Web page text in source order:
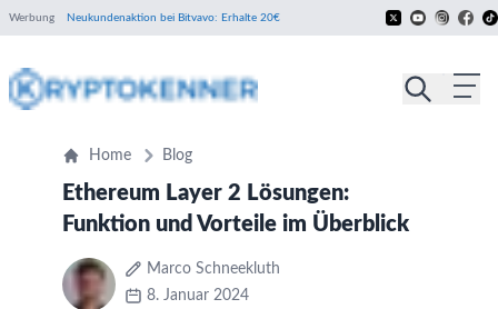
Werbung Neukundenaktion bei Bitvavo: Erhalte 20€
Home Blog
Ethereum Layer 2 Lösungen:
Funktion und Vorteile im Überblick
Marco Schneekluth
8. Januar 2024